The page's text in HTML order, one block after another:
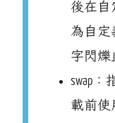
後在自
為自定
字閃爍
swap
載前使